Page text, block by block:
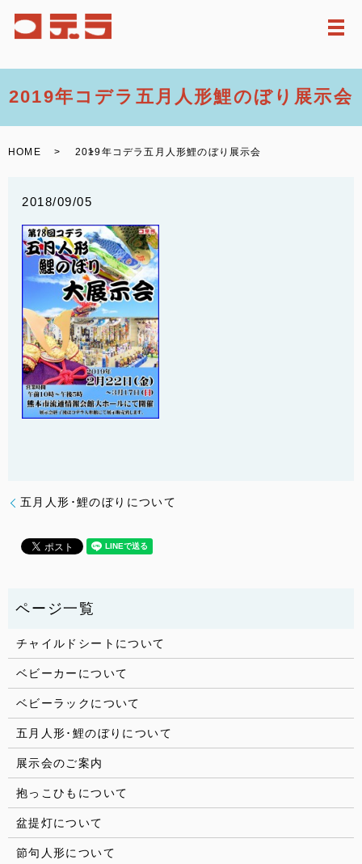
メ
2019年コデラ五月人形鯉のぼり展示会
HOME 2019年コデラ五月人形鯉のぼり展示会
2018/09/05
五月人形･鯉のぼりについて
チャイルドシートについて
ベビーカーについて
ベビーラックについて
五月人形･鯉のぼりについて
展示会のご案内
抱っこひもについて
盆提灯について
節句人形について